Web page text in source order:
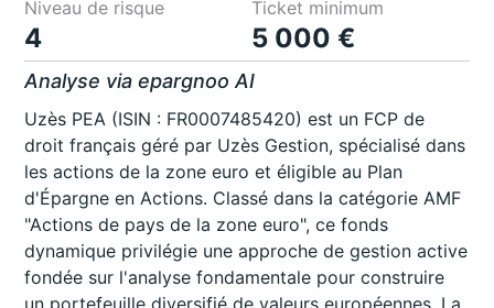
Niveau de risque
4
Ticket minimum
5 000 €
Analyse via epargnoo AI
Uzès PEA (ISIN : FR0007485420) est un FCP de
droit français géré par Uzès Gestion, spécialisé dans
les actions de la zone euro et éligible au Plan
d'Épargne en Actions. Classé dans la catégorie AMF
"Actions de pays de la zone euro", ce fonds
dynamique privilégie une approche de gestion active
fondée sur l'analyse fondamentale pour construire